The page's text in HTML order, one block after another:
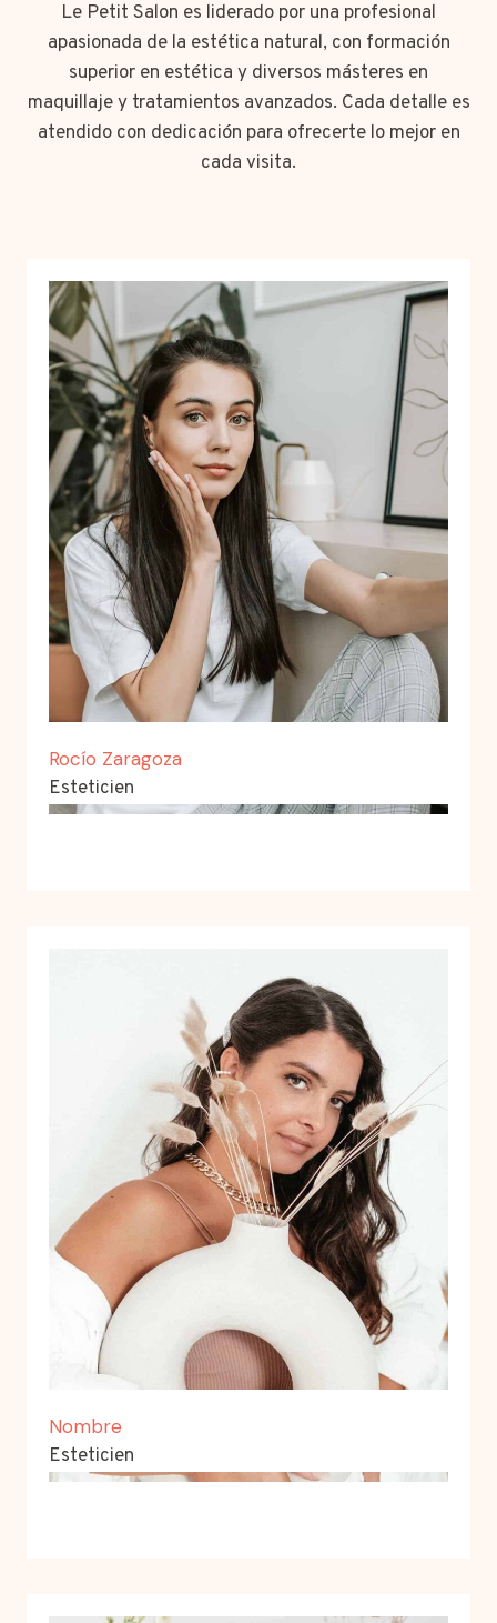
Le Petit Salon es liderado por una profesional
apasionada de la estética natural, con formación
superior en estética y diversos másteres en
maquillaje y tratamientos avanzados. Cada detalle es
atendido con dedicación para ofrecerte lo mejor en
cada visita.
Rocío Zaragoza
Esteticien
Nombre
Esteticien